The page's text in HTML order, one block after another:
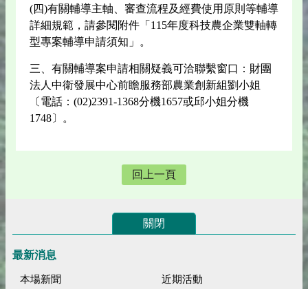
(四)有關輔導主軸、審查流程及經費使用原則等輔導
詳細規範，請參閱附件「115年度科技農企業雙軸轉
型專案輔導申請須知」。
三、有關輔導案申請相關疑義可洽聯繫窗口：財團
法人中衛發展中心前瞻服務部農業創新組劉小姐
〔電話：(02)2391-1368分機1657或邱小姐分機
1748〕。
回上一頁
關閉
最新消息
本場新聞
近期活動